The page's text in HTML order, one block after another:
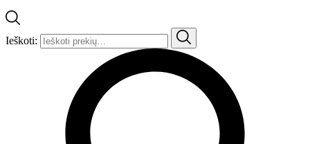
Ieškoti: